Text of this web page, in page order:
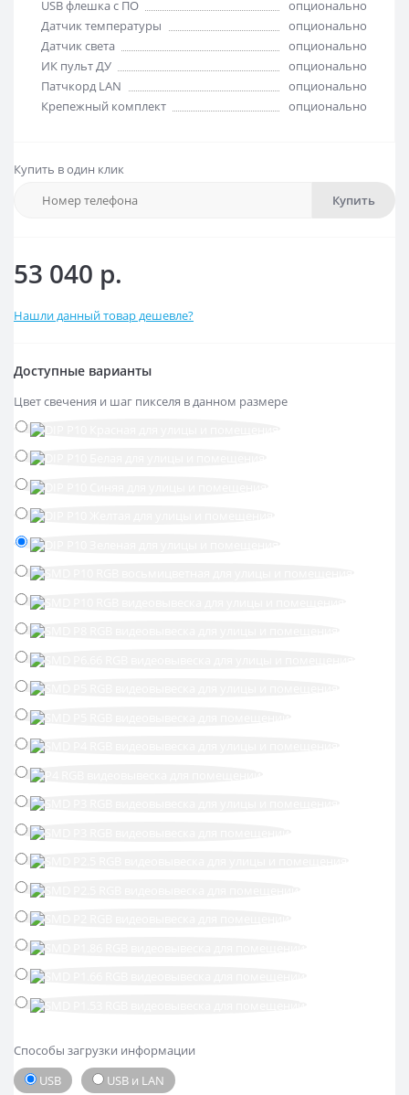
USB флешка с ПО
опционально
Датчик температуры
опционально
Датчик света
опционально
ИК пульт ДУ
опционально
Патчкорд LAN
опционально
Крепежный комплект
опционально
Купить в один клик
Купить
53 040 р.
Нашли данный товар дешевле?
Доступные варианты
Цвет свечения и шаг пикселя в данном размере
Способы загрузки информации
USB
USB и LAN